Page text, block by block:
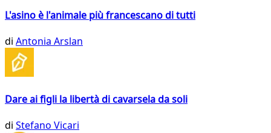
L'asino è l'animale più francescano di tutti
di Antonia Arslan
Dare ai figli la libertà di cavarsela da soli
di Stefano Vicari